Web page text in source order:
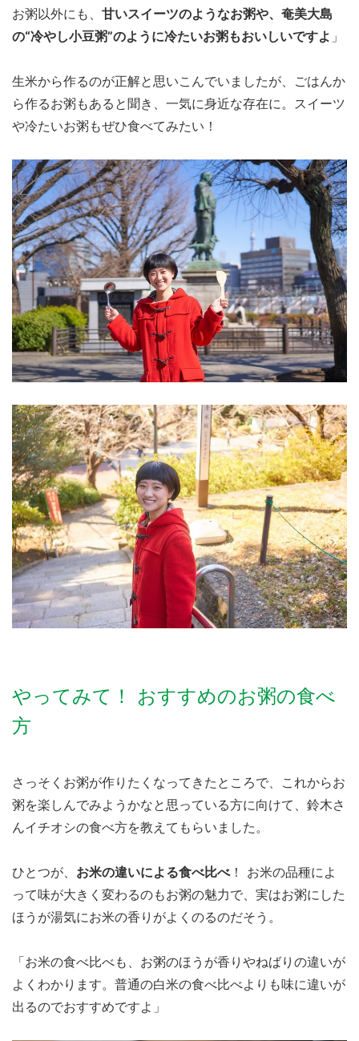
お粥以外にも、 甘いスイーツのようなお粥や、奄美大島
の“冷やし小豆粥”のように冷たいお粥もおいしいですよ 」
生米から作るのが正解と思いこんでいましたが、ごはんか
ら作るお粥もあると聞き、一気に身近な存在に。スイーツ
や冷たいお粥もぜひ食べてみたい！
やってみて！ おすすめのお粥の食べ
方
さっそくお粥が作りたくなってきたところで、これからお
粥を楽しんでみようかなと思っている方に向けて、鈴木さ
んイチオシの食べ方を教えてもらいました。
ひとつが、 お米の違いによる食べ比べ！ お米の品種によ
って味が大きく変わるのもお粥の魅力で、実はお粥にした
ほうが湯気にお米の香りがよくのるのだそう。
「お米の食べ比べも、お粥のほうが香りやねばりの違いが
よくわかります。普通の白米の食べ比べよりも味に違いが
出るのでおすすめですよ」